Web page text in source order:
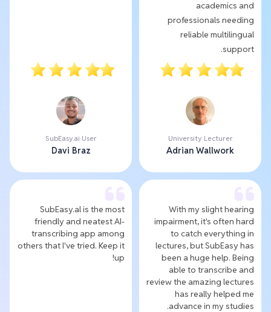
academics and
professionals needing
reliable multilingual
support.
University Lecturer
Adrian Wallwork
SubEasy.ai User
Davi Braz
With my slight hearing
impairment, it's often hard
to catch everything in
lectures, but SubEasy has
been a huge help. Being
able to transcribe and
review the amazing lectures
has really helped me
advance in my studies.
SubEasy.al is the most
friendly and neatest AI-
transcribing app among
others that I've tried. Keep it
up!